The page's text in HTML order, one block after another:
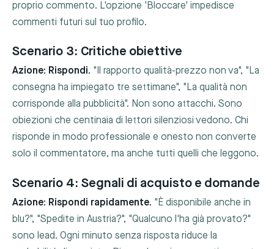
proprio commento. L'opzione 'Bloccare' impedisce
commenti futuri sul tuo profilo.
Scenario 3: Critiche obiettive
Azione: Rispondi. "Il rapporto qualità-prezzo non va", "La
consegna ha impiegato tre settimane", "La qualità non
corrisponde alla pubblicità". Non sono attacchi. Sono
obiezioni che centinaia di lettori silenziosi vedono. Chi
risponde in modo professionale e onesto non converte
solo il commentatore, ma anche tutti quelli che leggono.
Scenario 4: Segnali di acquisto e domande
Azione: Rispondi rapidamente. "È disponibile anche in
blu?", "Spedite in Austria?", "Qualcuno l'ha già provato?"
sono lead. Ogni minuto senza risposta riduce la